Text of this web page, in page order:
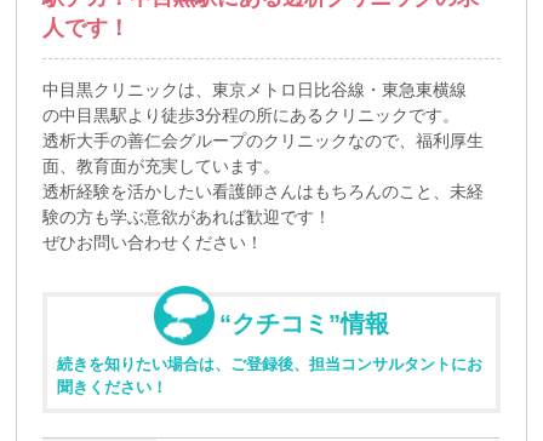
人です！
中目黒クリニックは、東京メトロ日比谷線・東急東横線
の中目黒駅より徒歩3分程の所にあるクリニックです。
透析大手の善仁会グループのクリニックなので、福利厚生
面、教育面が充実しています。
透析経験を活かしたい看護師さんはもちろんのこと、未経
験の方も学ぶ意欲があれば歓迎です！
ぜひお問い合わせください！
“クチコミ”情報
続きを知りたい場合は、ご登録後、担当コンサルタントにお
聞きください！